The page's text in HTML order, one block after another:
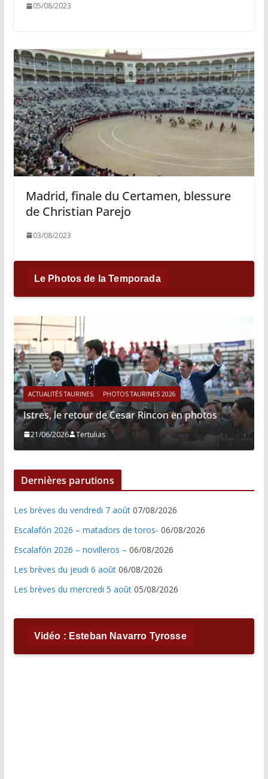
05/08/2023
Madrid, finale du Certamen, blessure
de Christian Parejo
03/08/2023
Le Photos de la Temporada
ACTUALITÉS TAURINES PHOTOS TAURINES 2026
Istres, le retour de Cesar Rincon en photos
21/06/2026 Tertulias
Dernières parutions
Les brèves du vendredi 7 août 07/08/2026
Escalafón 2026 – matadors de toros- 06/08/2026
Escalafón 2026 – novilleros – 06/08/2026
Les brèves du jeudi 6 août 06/08/2026
Les brèves du mercredi 5 août 05/08/2026
Vidéo : Esteban Navarro Tyrosse